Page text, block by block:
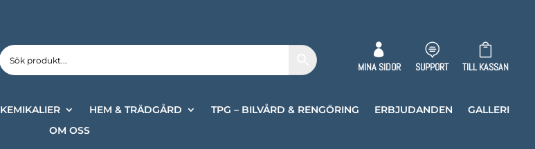

MINA SIDOR

SUPPORT

TILL KASSAN
KEMIKALIER HEM & TRÄDGÅRD TPG – BILVÅRD & RENGÖRING ERBJUDANDEN
GALLERI
OM OSS